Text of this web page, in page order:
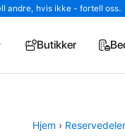
andre, hvis ikke - fortell oss.
Butikker
Hjem › Reservedeler